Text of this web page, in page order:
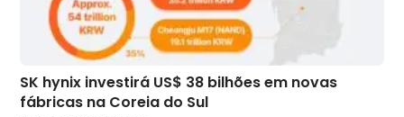
SK hynix investirá US$ 38 bilhões em novas
fábricas na Coreia do Sul